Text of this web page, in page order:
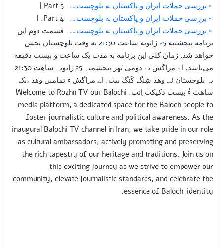
• بررسی حملات ایران و پاکستان به بلوچست…
• بررسی حملات ایران و پاکستان به بلوچست…
• بررسی حملات ایران و پاکستان به بلوچست…
قسمت دوم این
برنامه پنجشنبه 25 ژانویه ساعت 21:30 به وقت بلوچستان پخش
خواهد شد. زمان کلی این برنامه به مدت یک ساعت و بیست دقیقه
می‌باشد. اے مراگش ئے دومی بَھر پنجشمبہ 25 ژانویہ ساھت 21:30
پہ بلوچستان ئے وھد شِنگ کَنگ بیت. اے مراگش ءِ تمامیں وھد ،یک
ساھت ءُ بیست دکیکت اِنت. Welcome to Rozhn TV our Balochi
media platform, a dedicated space for the Baloch people to
foster journalistic culture and political awareness. As the
inaugural Balochi TV channel in Iran, we take pride in our role
as cultural ambassadors, actively promoting and preserving
the rich tapestry of our heritage and traditions. Join us on
this exciting journey as we strive to empower our
community, elevate journalistic standards, and celebrate the
essence of Balochi identity.